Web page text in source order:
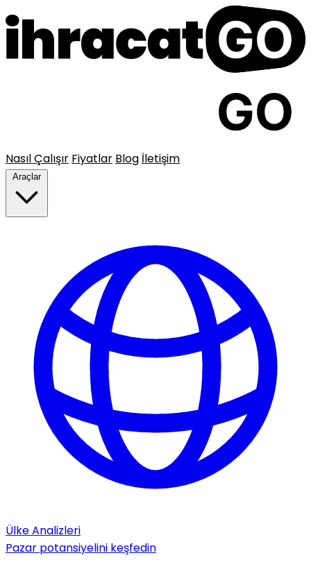
Nasıl Çalışır Fiyatlar Blog İletişim
Araçlar
Ülke Analizleri
Pazar potansiyelini keşfedin